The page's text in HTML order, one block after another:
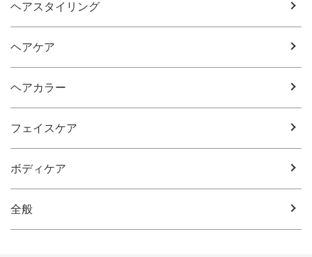
ヘアスタイリング
ヘアケア
ヘアカラー
フェイスケア
ボディケア
全般